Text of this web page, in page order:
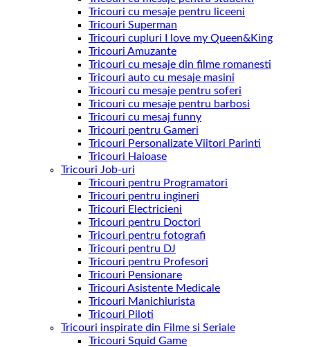
Tricouri cu mesaje pentru liceeni
Tricouri Superman
Tricouri cupluri I love my Queen&King
Tricouri Amuzante
Tricouri cu mesaje din filme romanesti
Tricouri auto cu mesaje masini
Tricouri cu mesaje pentru soferi
Tricouri cu mesaje pentru barbosi
Tricouri cu mesaj funny
Tricouri pentru Gameri
Tricouri Personalizate Viitori Parinti
Tricouri Haioase
Tricouri Job-uri
Tricouri pentru Programatori
Tricouri pentru ingineri
Tricouri Electricieni
Tricouri pentru Doctori
Tricouri pentru fotografi
Tricouri pentru DJ
Tricouri pentru Profesori
Tricouri Pensionare
Tricouri Asistente Medicale
Tricouri Manichiurista
Tricouri Piloti
Tricouri inspirate din Filme si Seriale
Tricouri Squid Game